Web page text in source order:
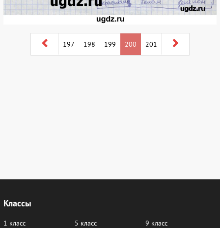
197 198 199 200 201
Классы
1 класс
5 класс
9 класс